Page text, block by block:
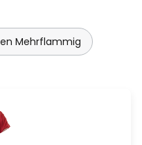
Mehrflammig